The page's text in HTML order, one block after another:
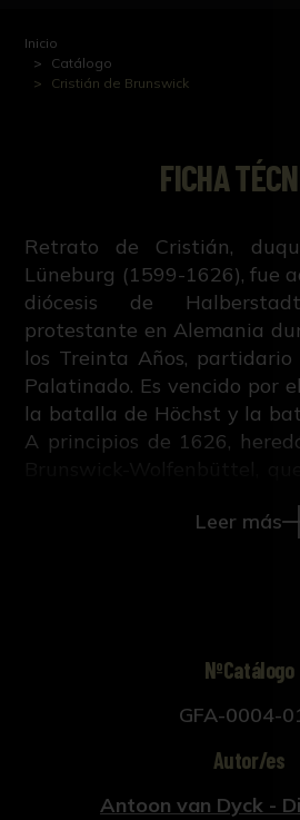
Inicio
Catálogo
Cristián de Brunswick
FICHA
Retrato de Cristián,
Lüneburg (1599-1626), fue
diócesis de
protestante en Alemania
los Treinta Años, partidario
Palatinado. Es vencido por
la batalla de Höchst y la
A principios de 1626,
Bajo su retrato
ou vies des hommes
escrito por M.V. con
pintados por Anton Van
Ámsterdam y Leipzig en 1759.
Leer más
NºCatálogo
GFA-0004-
Autor/es
Antoon van Dyck -